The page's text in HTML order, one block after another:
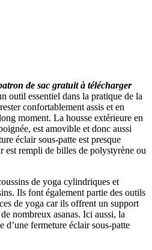
de sac gratuit à télécharger
outil essentiel dans la pratique de la
confortablement assis et en
moment. La housse extérieure en
est amovible et donc aussi
éclair sous-patte est presque
est rempli de billes de polystyrène ou
de yoga cylindriques et
Ils font également partie des outils
de yoga car ils offrent un support
nombreux asanas. Ici aussi, la
d’une fermeture éclair sous-patte